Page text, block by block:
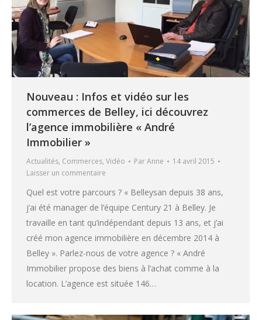
Nouveau : Infos et vidéo sur les
commerces de Belley, ici découvrez
l’agence immobilière « André
Immobilier »
Actualités, Commerces, Vidéo ParAnne
14 avril 2015
Laisser un commentaire
Quel est votre parcours ? « Belleysan depuis 38 ans,
j’ai été manager de l’équipe Century 21 à Belley. Je
travaille en tant qu’indépendant depuis 13 ans, et j’ai
créé mon agence immobilière en décembre 2014 à
Belley ». Parlez-nous de votre agence ? « André
Immobilier propose des biens à l’achat comme à la
location. L’agence est située 146…